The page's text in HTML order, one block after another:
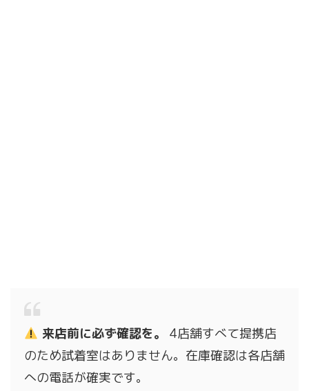
来店前に必ず確認を。
4店舗すべて提携店
のため試着室はありません。在庫確認は各店舗
への電話が確実です。